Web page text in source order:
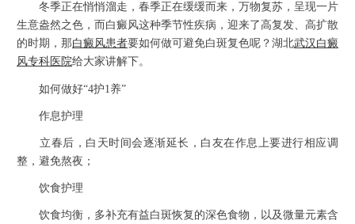
冬季正在悄悄溜走，春季正在缓缓而来，万物复苏，呈现一片
生意盎然之色，而白癜风这种季节性疾病，迎来了高复发、高扩散
的时期，那白癜风患者要如何做可避免白斑复色呢？湖北武汉白癜
风专科医院给大家讲解下。
如何做好“4护1养”
作息护理
立春后，白天时间会逐渐延长，白友在作息上要进行相应调
整，避免熬夜；
饮食护理
饮食均衡，多补充有益白斑恢复的深色食物，以及微量元素含